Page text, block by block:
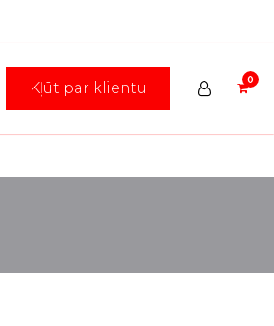
Kļūt par klientu